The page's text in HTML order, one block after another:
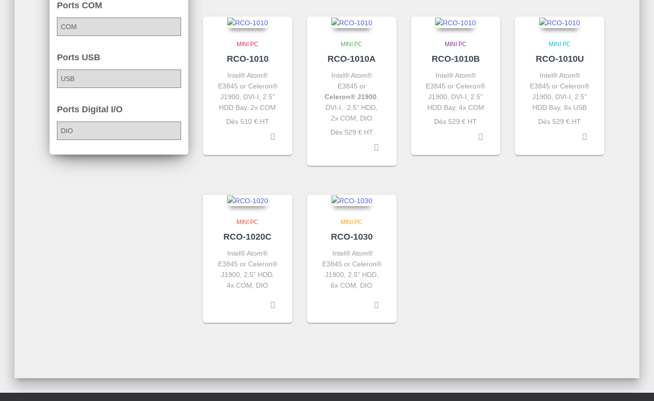
Ports COM
Ports USB
Ports Digital I/O
MINI PC
RCO-1010
Intel® Atom®
E3845 or Celeron®
J1900, DVI-I, 2.5”
HDD Bay, 2x COM
Dès 510 € HT
MINI PC
RCO-1010A
Intel® Atom®
E3845 or
Celeron® J1900
DVI-I, 2.5” HDD,
2x COM, DIO
Dès 529 € HT
MINI PC
RCO-1010B
Intel® Atom®
E3845 or Celeron®
J1900, DVI-I, 2.5”
HDD Bay, 4x COM
Dès 529 € HT
MINI PC
RCO-1010U
Intel® Atom®
E3845 or Celeron®
J1900, DVI-I, 2.5”
HDD Bay, 8x USB
Dès 529 € HT
MINI PC
RCO-1020C
Intel® Atom®
E3845 or Celeron®
J1900, 2.5” HDD,
4x COM, DIO
MINI PC
RCO-1030
Intel® Atom®
E3845 or Celeron®
J1900, 2.5” HDD,
6x COM, DIO